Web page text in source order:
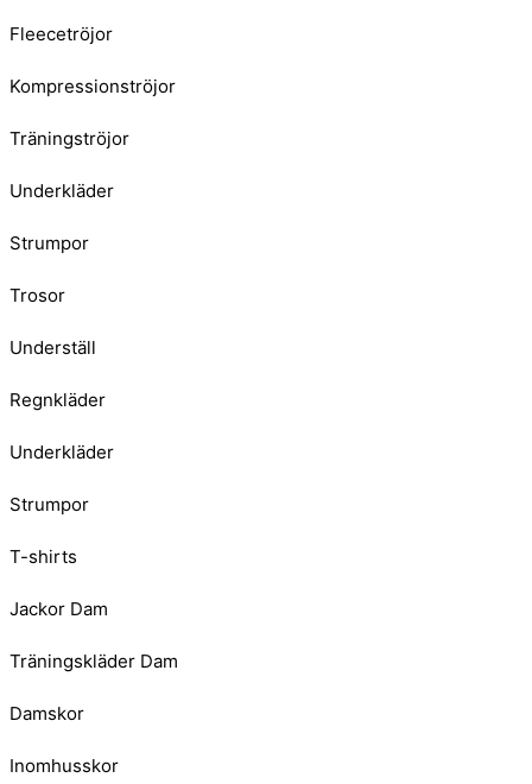
Fleecetröjor
Kompressionströjor
Träningströjor
Underkläder
Strumpor
Trosor
Underställ
Regnkläder
Underkläder
Strumpor
T-shirts
Jackor Dam
Träningskläder Dam
Damskor
Inomhusskor